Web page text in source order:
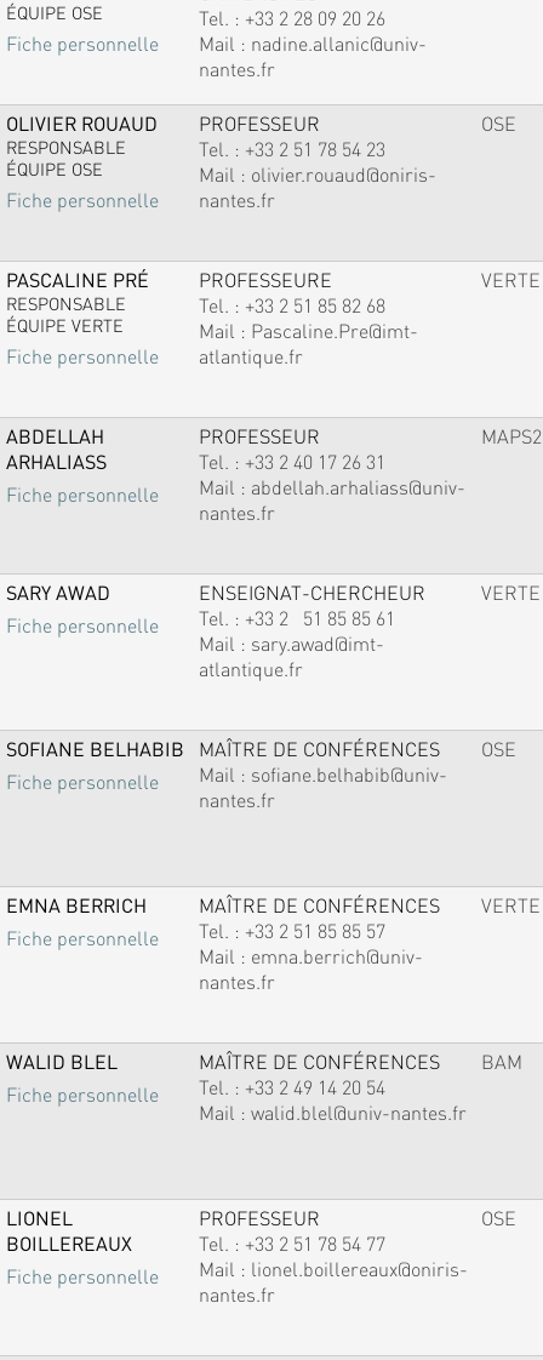
ÉQUIPE OSE
Fiche personnelle
Tel. : +33 2 28 09 20 26
Mail : nadine.allanic@univ-
nantes.fr
OLIVIER ROUAUD
RESPONSABLE
ÉQUIPE OSE
Fiche personnelle
PROFESSEUR
Tel. : +33 2 51 78 54 23
Mail : olivier.rouaud@oniris-
nantes.fr
OSE
PASCALINE PRÉ
RESPONSABLE
ÉQUIPE VERTE
Fiche personnelle
PROFESSEURE
Tel. : +33 2 51 85 82 68
Mail : Pascaline.Pre@imt-
atlantique.fr
VERTE
ABDELLAH
ARHALIASS
Fiche personnelle
PROFESSEUR
Tel. : +33 2 40 17 26 31
Mail : abdellah.arhaliass@univ-
nantes.fr
MAPS2
SARY AWAD
Fiche personnelle
ENSEIGNAT-CHERCHEUR
Tel. : +33 2 51 85 85 61
Mail : sary.awad@imt-
atlantique.fr
VERTE
SOFIANE BELHABIB
Fiche personnelle
MAÎTRE DE CONFÉRENCES
Mail : sofiane.belhabib@univ-
nantes.fr
OSE
EMNA BERRICH
Fiche personnelle
MAÎTRE DE CONFÉRENCES
Tel. : +33 2 51 85 85 57
Mail : emna.berrich@univ-
nantes.fr
VERTE
WALID BLEL
Fiche personnelle
MAÎTRE DE CONFÉRENCES
Tel. : +33 2 49 14 20 54
Mail : walid.blel@univ-nantes.fr
BAM
LIONEL
BOILLEREAUX
Fiche personnelle
PROFESSEUR
Tel. : +33 2 51 78 54 77
Mail : lionel.boillereaux@oniris-
nantes.fr
OSE